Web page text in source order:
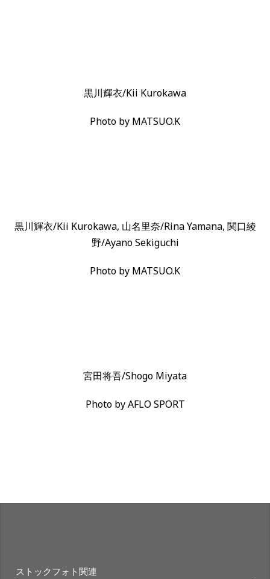
黒川輝衣/Kii Kurokawa
Photo by MATSUO.K
黒川輝衣/Kii Kurokawa, 山名里奈/Rina Yamana, 関口綾
野/Ayano Sekiguchi
Photo by MATSUO.K
宮田将吾/Shogo Miyata
Photo by AFLO SPORT
ストックフォト関連